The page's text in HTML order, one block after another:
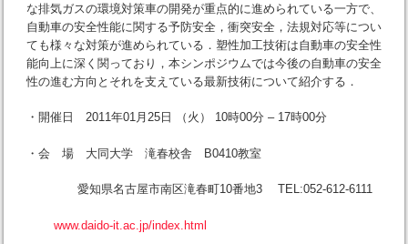
な排気ガスの環境対策車の開発が重点的に進められている一方で、
自動車の安全性能に関する予防安全，衝突安全，法規対応等につい
ても様々な対策が進められている．塑性加工技術は自動車の安全性
能向上に深く関っており，本シンポジウムでは今後の自動車の安全
性の進む方向とそれを支えている最新技術について紹介する．
・開催日 2011年01月25日 （火） 10時00分 – 17時00分
・会 場 大同大学 滝春校舎 B0410教室
愛知県名古屋市南区滝春町10番地3 TEL:052-612-6111
www.daido-it.ac.jp/index.html